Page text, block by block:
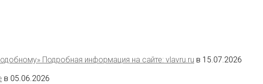
Подробная информация на сайте: vlavru.ru в 15.07.2026
в 05.06.2026